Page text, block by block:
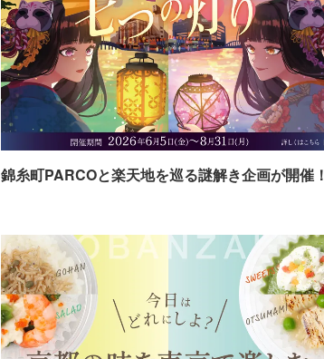
錦糸町PARCOと楽天地を巡る謎解き企画が開催！